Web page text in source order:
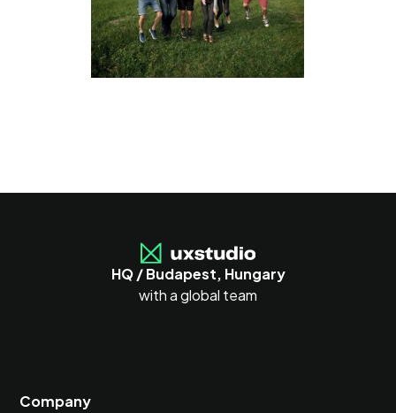
HQ / Budapest, Hungary
with a global team
Company